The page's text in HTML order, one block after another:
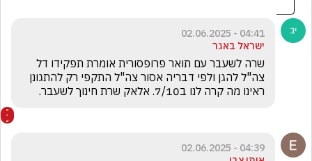
04:41 - 02.06.2025
ישראל באגר
ראינו מה קרה לנו ב7/10. אלאק שרת חינוך לשעבר.
04:39 - 02.06.2025